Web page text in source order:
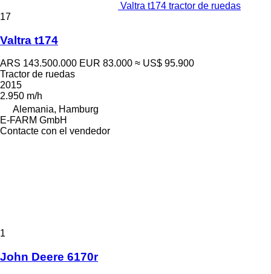
Valtra t174 tractor de ruedas
17
Valtra t174
ARS 143.500.000 EUR 83.000 ≈ US$ 95.900
Tractor de ruedas
2015
2.950 m/h
Alemania, Hamburg
E-FARM GmbH
Contacte con el vendedor
1
John Deere 6170r